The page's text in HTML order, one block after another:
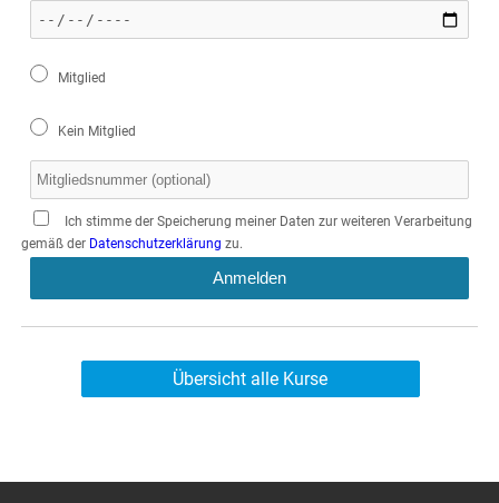
Mitglied
Kein Mitglied
Ich stimme der Speicherung meiner Daten zur weiteren Verarbeitung
gemäß der Datenschutzerklärung zu.
Anmelden
Übersicht alle Kurse